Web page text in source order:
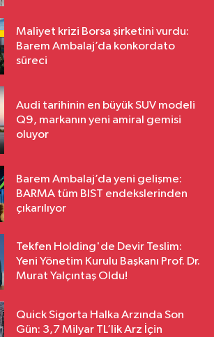
Maliyet krizi Borsa şirketini vurdu:
Barem Ambalaj’da konkordato
süreci
Audi tarihinin en büyük SUV modeli
Q9, markanın yeni amiral gemisi
oluyor
Barem Ambalaj’da yeni gelişme:
BARMA tüm BIST endekslerinden
çıkarılıyor
Tekfen Holding'de Devir Teslim:
Yeni Yönetim Kurulu Başkanı Prof. Dr.
Murat Yalçıntaş Oldu!
Quick Sigorta Halka Arzında Son
Gün: 3,7 Milyar TL’lik Arz İçin